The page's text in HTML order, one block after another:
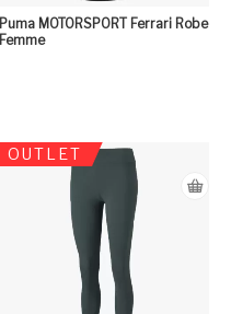
Puma MOTORSPORT Ferrari Robe
Femme
OUTLET